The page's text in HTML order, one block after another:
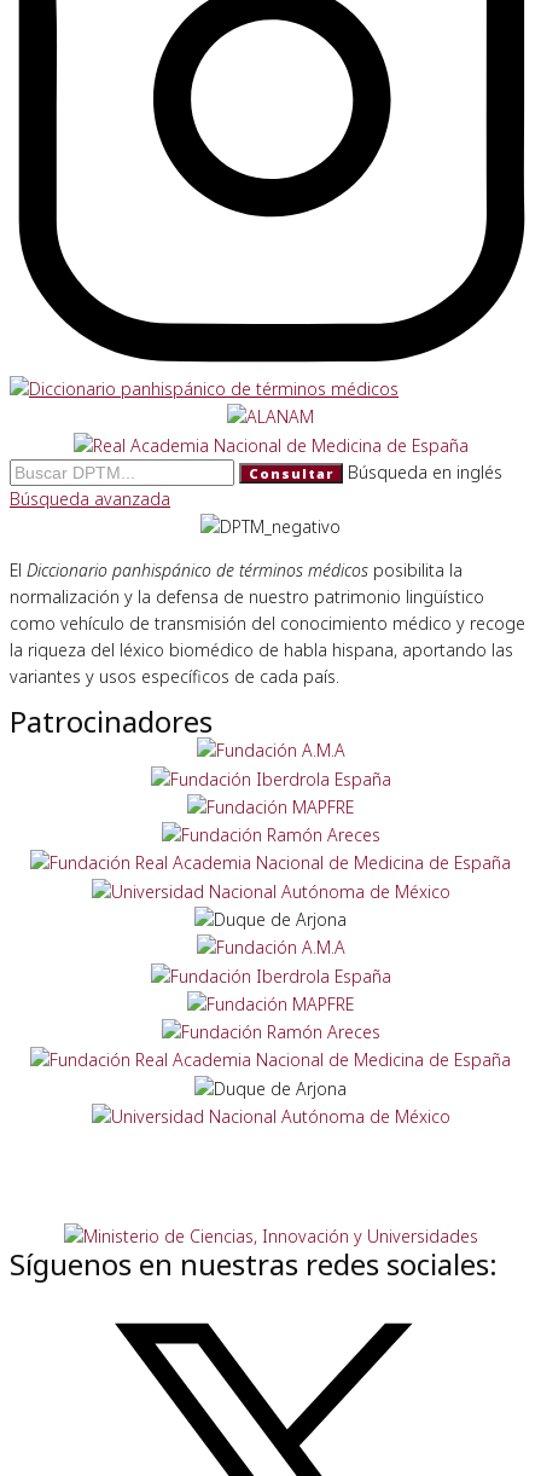
Consultar
Búsqueda en inglés
Búsqueda avanzada
El Diccionario panhispánico de términos médicos posibilita la
normalización y la defensa de nuestro patrimonio lingüístico
como vehículo de transmisión del conocimiento médico y recoge
la riqueza del léxico biomédico de habla hispana, aportando las
variantes y usos específicos de cada país.
Patrocinadores
Síguenos en nuestras redes sociales: